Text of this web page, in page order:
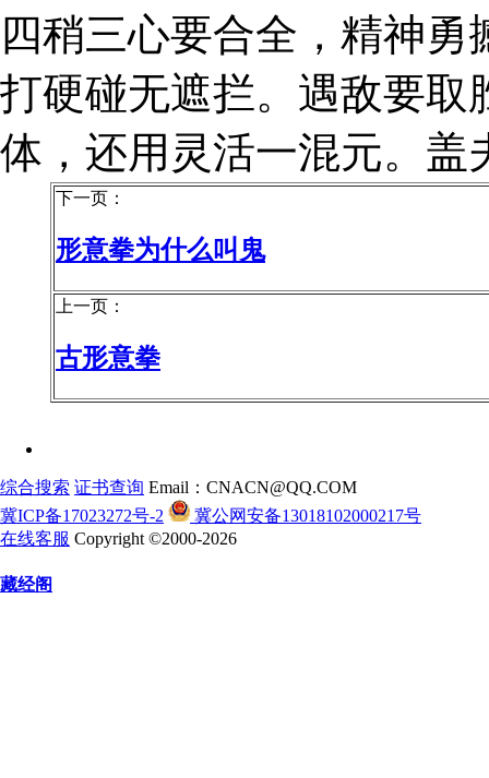
四稍三心要合全，精神
打硬碰无遮拦。遇敌要取
体，还用灵活一混元。盖
下一页：
形意拳为什么叫鬼
上一页：
古形意拳
综合搜索 证书查询 Email：CNACN@QQ.COM
冀ICP备17023272号-2
冀公网安备13018102000217号
在线客服 Copyright ©2000-2026
藏经阁